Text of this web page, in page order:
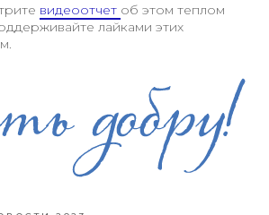
видеоотчет об этом теплом
лайками этих
любым
условия